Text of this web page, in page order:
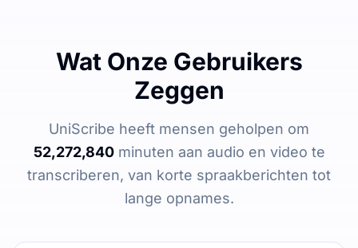
Wat Onze Gebruikers
Zeggen
UniScribe heeft mensen geholpen om
52,272,840minuten aan audio en video te
transcriberen, van korte spraakberichten tot
lange opnames.